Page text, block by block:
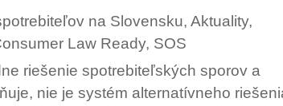
na Slovensku,Aktuality,
Law Ready, SOS
riešenie spotrebiteľských sporov a
nie je systém alternatívneho